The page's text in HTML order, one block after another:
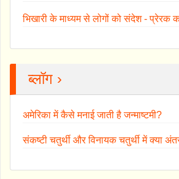
भिखारी के माध्यम से लोगों को संदेश - प्रेरक
ब्लॉग ›
अमेरिका में कैसे मनाई जाती है जन्माष्टमी?
संकष्टी चतुर्थी और विनायक चतुर्थी में क्या